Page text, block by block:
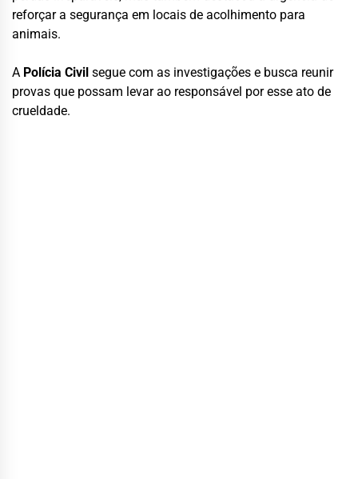
reforçar a segurança em locais de acolhimento para
animais.
A Polícia Civil segue com as investigações e busca reunir
provas que possam levar ao responsável por esse ato de
crueldade.